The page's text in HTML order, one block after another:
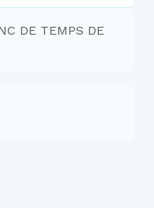
DE TEMPS DE